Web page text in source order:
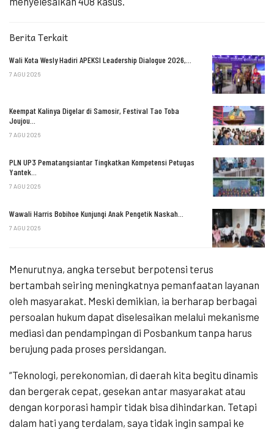
Berita Terkait
Wali Kota Wesly Hadiri APEKSI Leadership Dialogue 2026,…
7 AGU 2026
Keempat Kalinya Digelar di Samosir, Festival Tao Toba
Joujou…
7 AGU 2026
PLN UP3 Pematangsiantar Tingkatkan Kompetensi Petugas
Yantek…
7 AGU 2026
Wawali Harris Bobihoe Kunjungi Anak Pengetik Naskah…
7 AGU 2026
Menurutnya, angka tersebut berpotensi terus
bertambah seiring meningkatnya pemanfaatan layanan
oleh masyarakat. Meski demikian, ia berharap berbagai
persoalan hukum dapat diselesaikan melalui mekanisme
mediasi dan pendampingan di Posbankum tanpa harus
berujung pada proses persidangan.
“Teknologi, perekonomian, di daerah kita begitu dinamis
dan bergerak cepat, gesekan antar masyarakat atau
dengan korporasi hampir tidak bisa dihindarkan. Tetapi
dalam hati yang terdalam, saya tidak ingin sampai ke